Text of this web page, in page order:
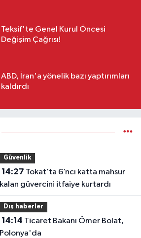
Teksif'te Genel Kurul Öncesi
Değişim Çağrısı!
ABD, İran'a yönelik bazı yaptırımları
kaldırdı
Güvenlik
14:27
kalan güvercini itfaiye kurtardı
Dış haberler
14:14
Polonya'da